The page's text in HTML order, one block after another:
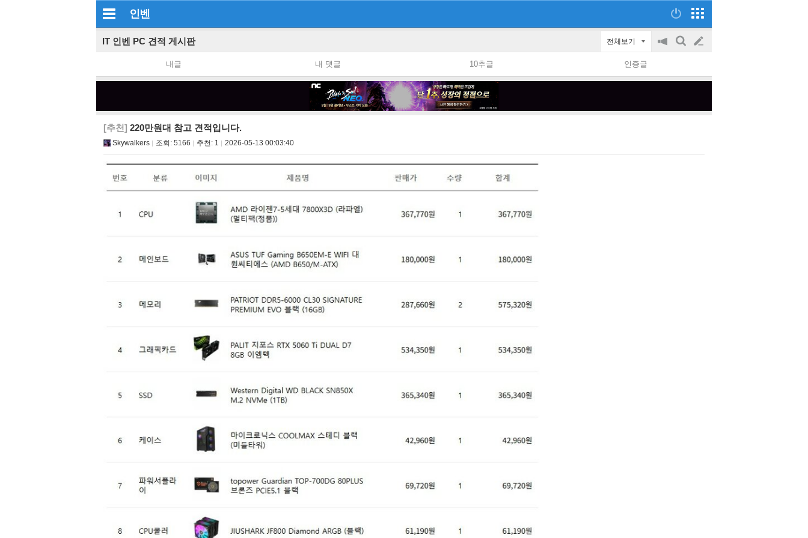
인벤
IT 인벤 PC 견적 게시판 전체보기
공
on/off
검
글
쓰
내글 내 댓글 10추글 인증글
[추천] 220만원대 참고 견적입니다.
Skywalkers 조회: 5166 추천: 1 2026-05-13 00:03:40